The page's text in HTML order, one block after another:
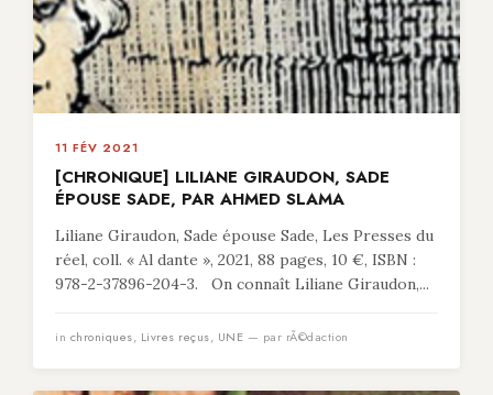
11 FÉV 2021
[CHRONIQUE] LILIANE GIRAUDON, SADE
ÉPOUSE SADE, PAR AHMED SLAMA
Liliane Giraudon, Sade épouse Sade, Les Presses du
réel, coll. « Al dante », 2021, 88 pages, 10 €, ISBN :
978-2-37896-204-3. On connaît Liliane Giraudon,...
in chroniques, Livres reçus, UNE — par rÃ©daction